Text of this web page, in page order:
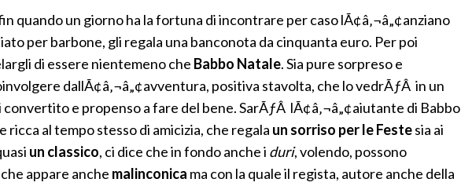
quando un giorno ha la fortuna di incontrare per caso lÃ¢â‚¬â„¢anziano
per barbone, gli regala una banconota da cinquanta euro. Per poi
di essere nientemeno che Babbo Natale. Sia pure sorpreso e
dallÃ¢â‚¬â„¢avventura, positiva stavolta, che lo vedrÃƒÂ in un
e propenso a fare del bene. SarÃƒÂ lÃ¢â‚¬â„¢aiutante di Babbo
ricca al tempo stesso di amicizia, che regala un sorriso per le Festesia ai
un classico, ci dice che in fondo anche i duri, volendo, possono
che appare anche malinconica ma con la quale il regista, autore anche della